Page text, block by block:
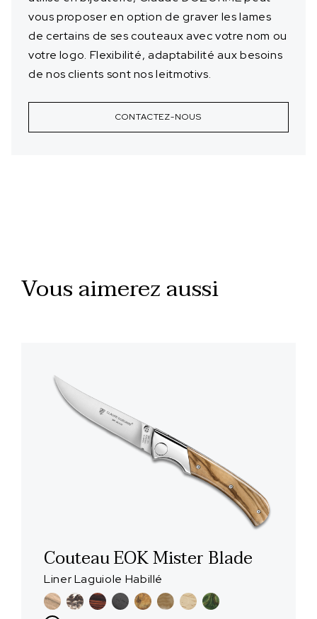
vous proposer en option de graver les lames
de certains de ses couteaux avec votre nom ou
votre logo. Flexibilité, adaptabilité aux besoins
de nos clients sont nos leitmotivs.
CONTACTEZ-NOUS
Vous aimerez aussi
Couteau EOK Mister Blade
Liner Laguiole Habillé